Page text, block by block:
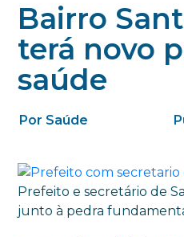
Bairro
terá novo
saúde
Por Saúde
Prefeito e secretário de
junto à pedra